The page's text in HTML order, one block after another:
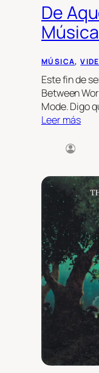
De
MÚSICA,
Este fin de
Between
Mode. Digo
Leer más